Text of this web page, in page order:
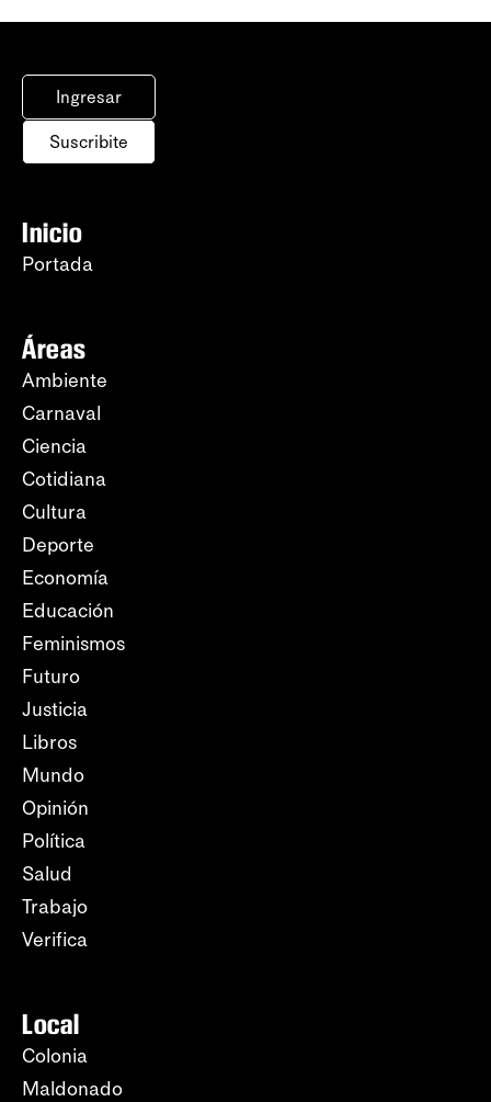
Ingresar
Suscribite
Inicio
Portada
Áreas
Ambiente
Carnaval
Ciencia
Cotidiana
Cultura
Deporte
Economía
Educación
Feminismos
Futuro
Justicia
Libros
Mundo
Opinión
Política
Salud
Trabajo
Verifica
Local
Colonia
Maldonado